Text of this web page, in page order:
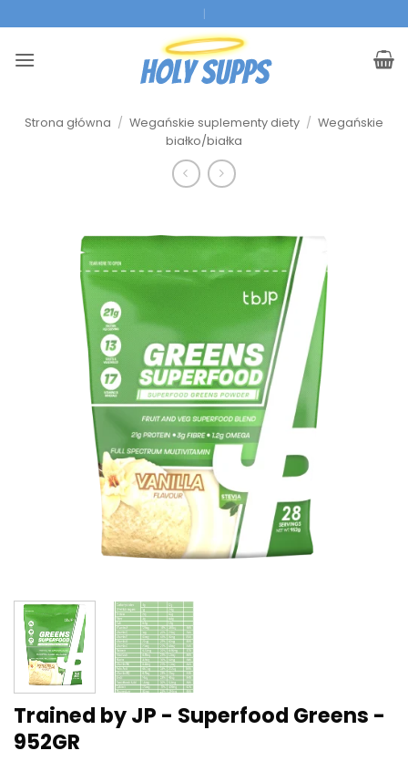
do
treści
Strona główna / Wegańskie suplementy diety / Wegańskie
białko/białka
Trained by JP - Superfood Greens -
952GR